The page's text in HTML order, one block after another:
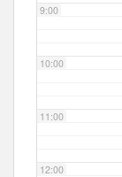
9:00
10:00
11:00
12:00